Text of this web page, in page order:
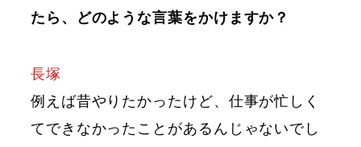
たら、どのような言葉をかけますか？
長塚
例えば昔やりたかったけど、仕事が忙しく
てできなかったことがあるんじゃないでし